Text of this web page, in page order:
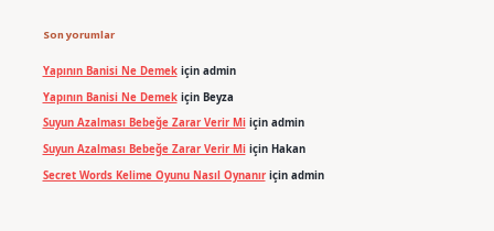
Son yorumlar
Yapının Banisi Ne Demekiçin admin
Yapının Banisi Ne Demekiçin Beyza
Suyun Azalması Bebeğe Zarar Verir Miiçin admin
Suyun Azalması Bebeğe Zarar Verir Miiçin Hakan
Secret Words Kelime Oyunu Nasıl Oynanıriçin admin